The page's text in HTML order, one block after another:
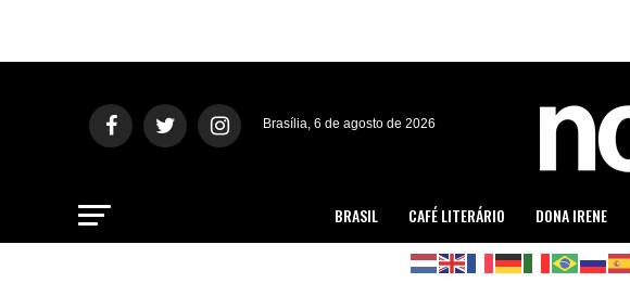
Brasília, 6 de agosto de 2026
BRASIL CAFÉ LITERÁRIO DONA IRENE